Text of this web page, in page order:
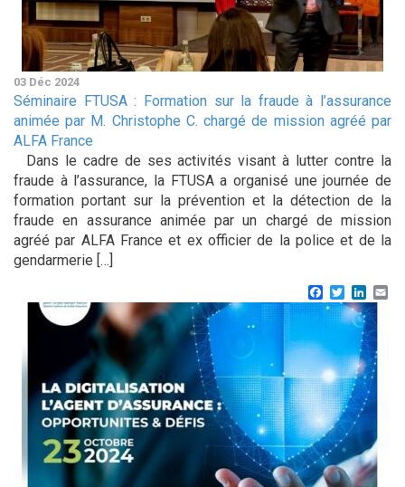
03 Déc 2024
Séminaire FTUSA : Formation sur la fraude à l’assurance
animée par M. Christophe C. chargé de mission agréé par
ALFA France
Dans le cadre de ses activités visant à lutter contre la
fraude à l’assurance, la FTUSA a organisé une journée de
formation portant sur la prévention et la détection de la
fraude en assurance animée par un chargé de mission
agréé par ALFA France et ex officier de la police et de la
gendarmerie […]
Facebook
Twitter